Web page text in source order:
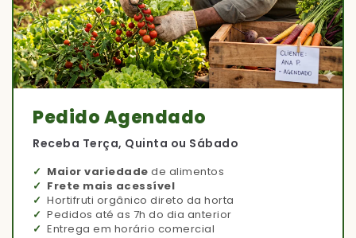
Pedido Agendado
Receba Terça, Quinta ou Sábado
Maior variedade de alimentos
Frete mais acessível
Hortifruti orgânico direto da horta
Pedidos até as 7h do dia anterior
Entrega em horário comercial